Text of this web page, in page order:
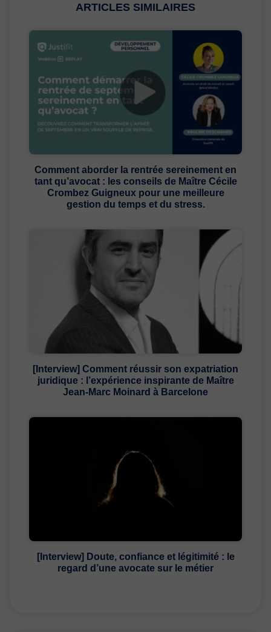
ARTICLES SIMILAIRES
Comment aborder la rentrée sereinement en
tant qu’avocat : les conseils de Maître Cécile
Crombez Guigneux pour une meilleure
gestion du temps et du stress.
[Interview] Comment réussir son expatriation
juridique : l’expérience inspirante de Maître
Jean-Marc Moinard à Barcelone
[Interview] Doute, confiance et légitimité : le
regard d’une avocate sur le métier